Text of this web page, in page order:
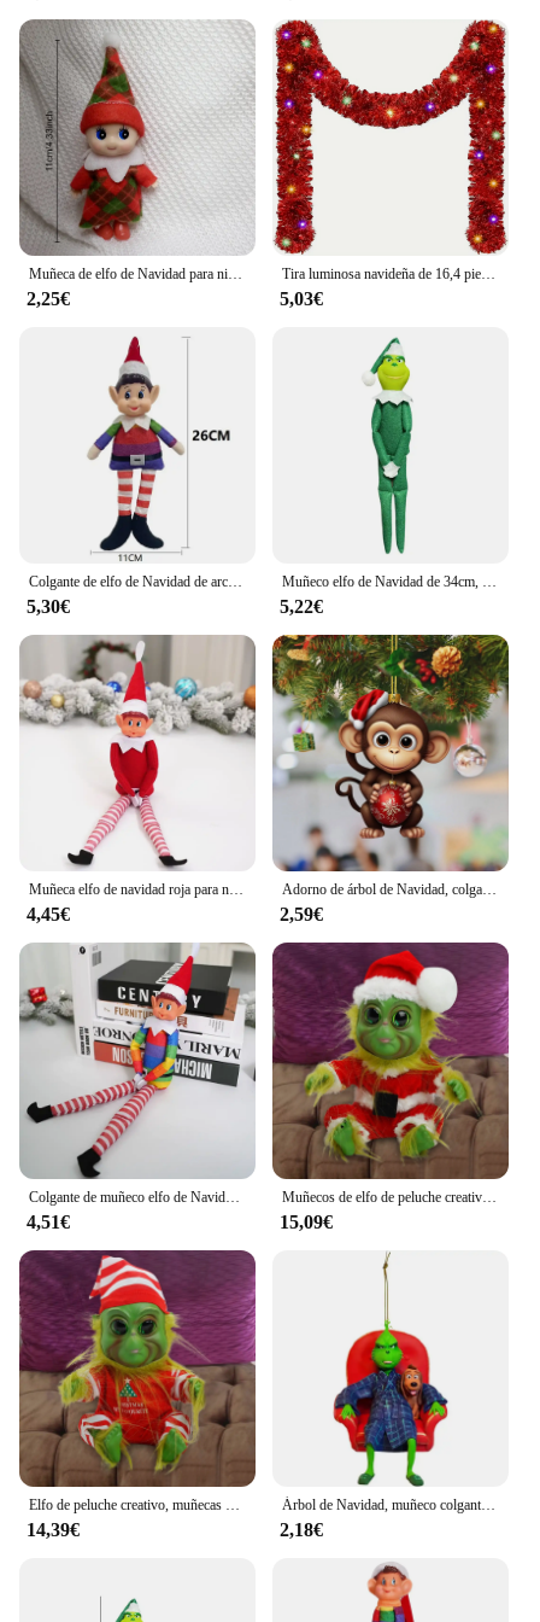
durability and timeless design of these elf figurines
ensure they remain a popular choice for years to
come.
Muñeca de elfo de Navidad para niños, juguete pequeño de 42cm, con patas colgantes
2,25€
Tira luminosa navideña de 16,4 pies, guirnalda de oropel de Navidad, árbol de Navidad artesanal, decoración de fiesta en casa, pancarta LED, colgante para escalera y chimenea
5,03€
Colgante de elfo de Navidad de arcoíris, productos de decoración navideña, colgante de elfo, colgante de elfo, nuevo
5,30€
Muñeco elfo de Navidad de 34cm, nueva estantería, muñeco de hadas hecho a mano, divertido monstruo de peluche con pierna larga, regalos de Navidad, decoraciones para habitación
5,22€
Muñeca elfo de navidad roja para niños y niñas, juego de muñecas de regalo de Año Nuevo, accesorios de muñeca, adornos de fiesta en casa de escritorio, 2025
4,45€
Adorno de árbol de Navidad, colgante de mono, decoraciones navideñas, adornos apilables para libros, mono de Navidad con acrílico navideño
2,59€
4,51€
Muñecos de elfo de peluche creativos, muñecos Geek de Navidad, regalos de Navidad, Geek verde
15,09€
14,39€
Árbol de Navidad, muñeco colgante de resina, decoración del hogar, Navidad, Año Nuevo, muñeco elfo verde con sombrero, monstruo de pelo rojo y verde, regalos de fiesta de Navidad
2,18€